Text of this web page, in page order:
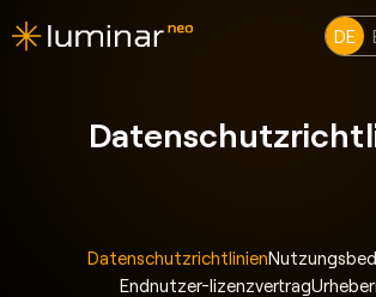
DE
Datenschutzrichtlinien
Endnutzer-lizenzvertrag